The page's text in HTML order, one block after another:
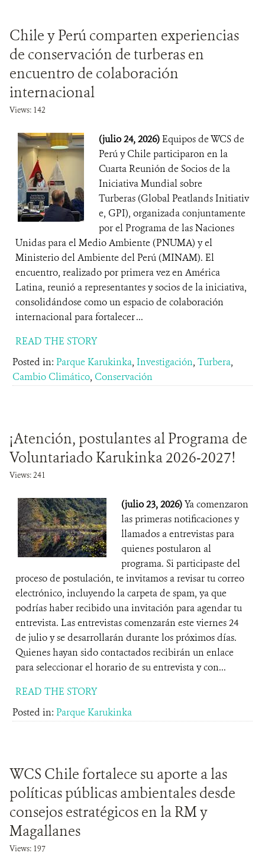
Chile y Perú comparten experiencias
de conservación de turberas en
encuentro de colaboración
internacional
Views: 142
(julio 24, 2026)Equipos de WCS de
Perú y Chile participaron en la
Cuarta Reunión de Socios de la
Iniciativa Mundial sobre
Turberas (Global Peatlands Initiativ
e, GPI), organizada conjuntamente
por el Programa de las Naciones
Unidas para el Medio Ambiente (PNUMA) y el
Ministerio del Ambiente del Perú (MINAM). El
encuentro, realizado por primera vez en América
Latina, reunió a representantes y socios de la iniciativa,
consolidándose como un espacio de colaboración
internacional para fortalecer ...
READ THE STORY
Posted in: Parque Karukinka, Investigación, Turbera,
Cambio Climático, Conservación
¡Atención, postulantes al Programa de
Voluntariado Karukinka 2026-2027!
Views: 241
(julio 23, 2026)Ya comenzaron
las primeras notificaciones y
llamados a entrevistas para
quienes postularon al
programa. Si participaste del
proceso de postulación, te invitamos a revisar tu correo
electrónico, incluyendo la carpeta de spam, ya que
podrías haber recibido una invitación para agendar tu
entrevista. Las entrevistas comenzarán este viernes 24
de julio y se desarrollarán durante los próximos días.
Quienes hayan sido contactados recibirán un enlace
para seleccionar el horario de su entrevista y con...
READ THE STORY
Posted in: Parque Karukinka
WCS Chile fortalece su aporte a las
políticas públicas ambientales desde
consejos estratégicos en la RM y
Magallanes
Views: 197